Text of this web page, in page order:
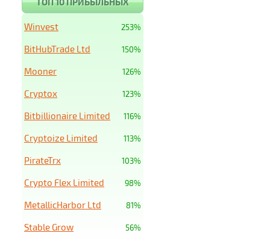
253%
Winvest
150%
BitHubTrade Ltd
126%
Mooner
123%
Cryptox
116%
Bitbillionaire Limited
113%
Cryptoize Limited
103%
PirateTrx
98%
Crypto Flex Limited
81%
MetallicHarbor Ltd
56%
Stable Grow